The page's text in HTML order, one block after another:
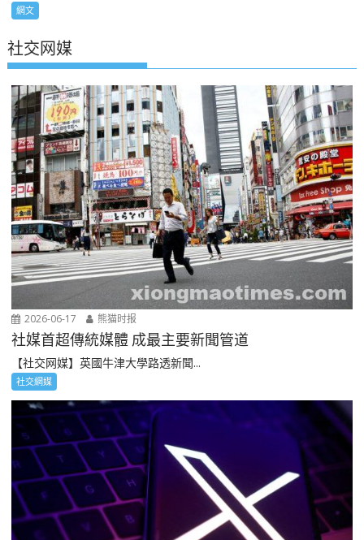
網文
社交网媒
2026-06-17 熊猫时报
社媒首超傳統媒體 成最主要新聞管道
【社交网媒】英國牛津大學路透新聞...
社交網媒